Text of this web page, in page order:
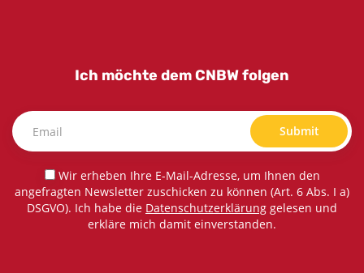
Ich möchte dem CNBW folgen
Submit
Wir erheben Ihre E-Mail-Adresse, um Ihnen den
angefragten Newsletter zuschicken zu können (Art. 6 Abs. I a)
DSGVO). Ich habe die Datenschutzerklärung gelesen und
erkläre mich damit einverstanden.